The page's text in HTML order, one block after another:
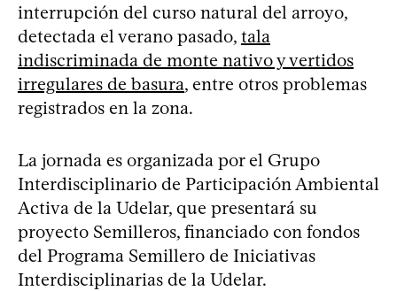
interrupción del curso natural del arroyo,
detectada el verano pasado, tala
indiscriminada de monte nativo y vertidos
irregulares de basura, entre otros problemas
registrados en la zona.
La jornada es organizada por el Grupo
Interdisciplinario de Participación Ambiental
Activa de la Udelar, que presentará su
proyecto Semilleros, financiado con fondos
del Programa Semillero de Iniciativas
Interdisciplinarias de la Udelar.